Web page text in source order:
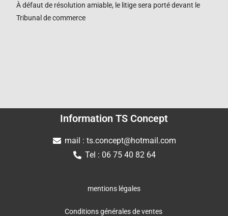
À défaut de résolution amiable, le litige sera porté devant le
Tribunal de commerce
Information TS Concept
mail : ts.concept@hotmail.com
Tel : 06 75 40 82 64
mentions légales
Conditions générales de ventes